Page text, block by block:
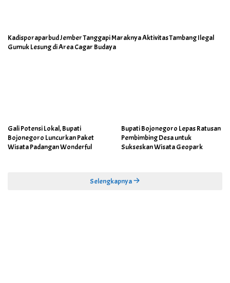
Kadisporaparbud Jember Tanggapi Maraknya Aktivitas Tambang Ilegal
Gumuk Lesung di Area Cagar Budaya
Gali Potensi Lokal, Bupati
Bojonegoro Luncurkan Paket
Wisata Padangan Wonderful
Bupati Bojonegoro Lepas Ratusan
Pembimbing Desa untuk
Sukseskan Wisata Geopark
Selengkapnya